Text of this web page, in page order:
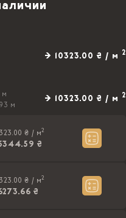
→ 10323.00 ₴ / м 2
м
м
→ 10323.00 ₴ / м 2
₴ / м2
₴
₴ / м2
₴